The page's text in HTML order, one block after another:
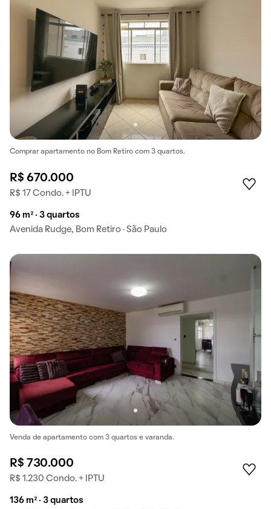
Comprar apartamento no Bom Retiro com 3 quartos.
R$ 670.000
R$ 17 Condo. + IPTU
96 m² · 3 quartos
Avenida Rudge, Bom Retiro · São Paulo
Venda de apartamento com 3 quartos e varanda.
R$ 730.000
R$ 1.230 Condo. + IPTU
136 m² · 3 quartos